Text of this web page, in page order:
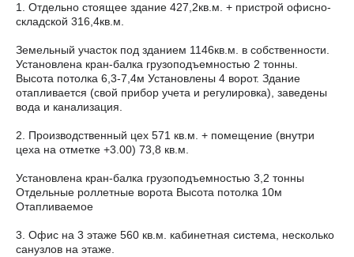
1. Отдельно стоящее здание 427,2кв.м. + пристрой офисно-
складской 316,4кв.м.
Земельный участок под зданием 1146кв.м. в собственности.
Установлена кран-балка грузоподъемностью 2 тонны.
Высота потолка 6,3-7,4м Установлены 4 ворот. Здание
отапливается (свой прибор учета и регулировка), заведены
вода и канализация.
2. Производственный цех 571 кв.м. + помещение (внутри
цеха на отметке +3.00) 73,8 кв.м.
Установлена кран-балка грузоподъемностью 3,2 тонны
Отдельные роллетные ворота Высота потолка 10м
Отапливаемое
3. Офис на 3 этаже 560 кв.м. кабинетная система, несколько
санузлов на этаже.